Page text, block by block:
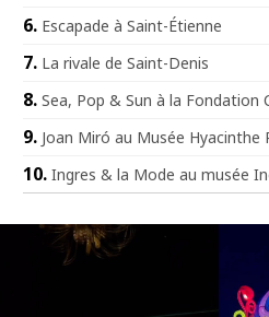
Escapade à Saint-Étienne
La rivale de Saint-Denis
Sea, Pop & Sun à la Fondation
Joan Miró au Musée Hyacinthe
Ingres & la Mode au musée